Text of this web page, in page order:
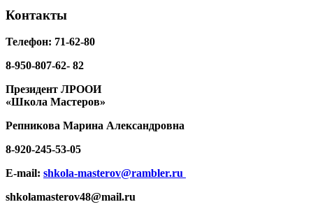
Контакты
Телефон: 71-62-80
8-950-807-62- 82
Президент ЛРООИ
«Школа Мастеров»
Репникова Марина Александровна
8-920-245-53-05
E-mail: shkola-masterov@rambler.ru
shkolamasterov48@mail.ru